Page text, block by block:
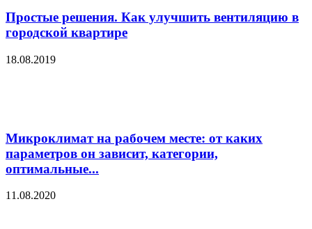
Простые решения. Как улучшить вентиляцию в
городской квартире
18.08.2019
Микроклимат на рабочем месте: от каких
параметров он зависит, категории,
оптимальные...
11.08.2020